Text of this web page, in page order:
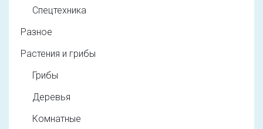
Спецтехника
Разное
Растения и грибы
Грибы
Деревья
Комнатные